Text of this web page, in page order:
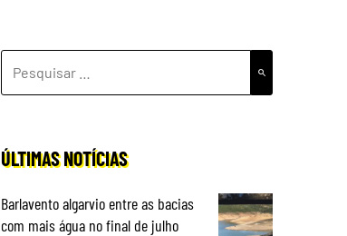
POR:
ÚLTIMAS NOTÍCIAS
Barlavento algarvio entre as bacias
com mais água no final de julho